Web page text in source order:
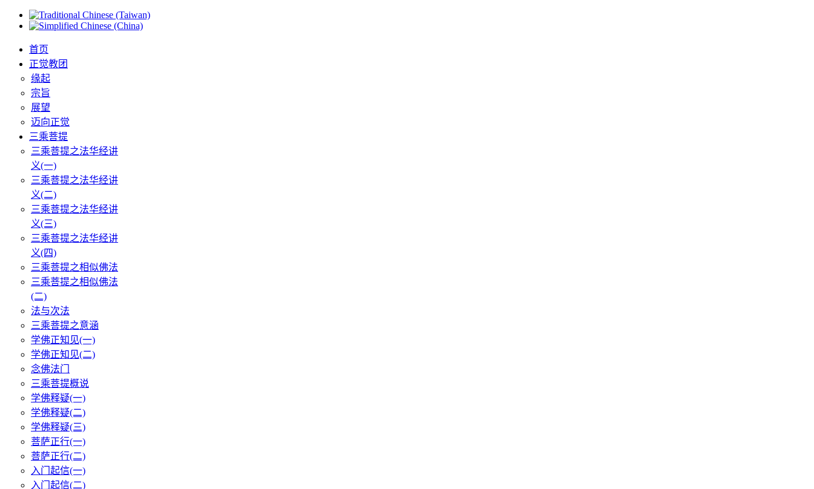
首页
正觉教团
缘起
宗旨
展望
迈向正觉
三乘菩提
三乘菩提之法华经讲
义(一)
三乘菩提之法华经讲
义(二)
三乘菩提之法华经讲
义(三)
三乘菩提之法华经讲
义(四)
三乘菩提之相似佛法
三乘菩提之相似佛法
(二)
法与次法
三乘菩提之意涵
学佛正知见(一)
学佛正知见(二)
念佛法门
三乘菩提概说
学佛释疑(一)
学佛释疑(二)
学佛释疑(三)
菩萨正行(一)
菩萨正行(二)
入门起信(一)
入门起信(二)